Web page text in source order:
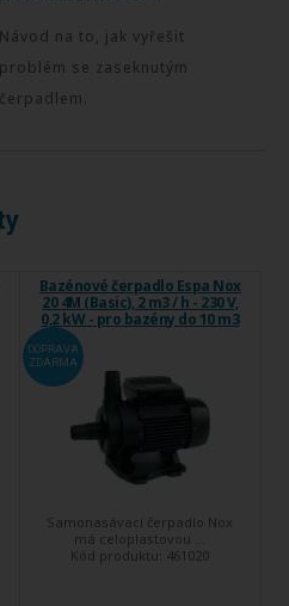
Návod na to, jak vyřešit
problém se zaseknutým
čerpadlem.
Bazénové čerpadlo Espa Nox
20 4M (Basic), 2 m3 / h - 230 V,
0,2 kW - pro bazény do 10 m3
DOPRAVA
ZDARMA
Samonasávací čerpadlo Nox
má celoplastovou ...
Kód produktu: 461020